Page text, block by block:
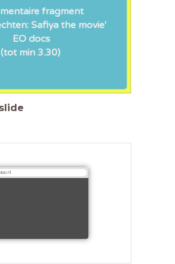
fragment
Safiya the movie'
EO docs
(tot min 3.30)